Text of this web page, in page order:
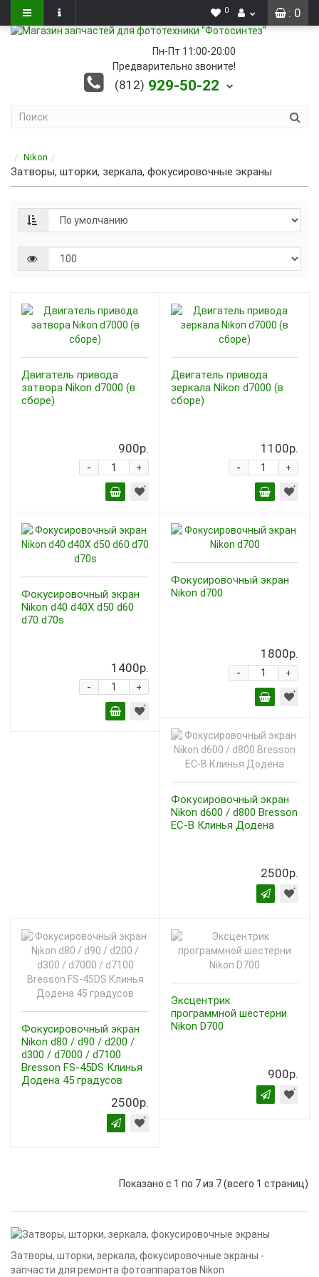
: 0
0
Пн-Пт 11:00-20:00
Предварительно звоните!
(812) 929-50-22
Nikon
Затворы, шторки, зеркала, фокусировочные экраны
Двигатель привода
затвора Nikon d7000 (в
сборе)
900р.
+
-
Двигатель привода
зеркала Nikon d7000 (в
сборе)
1100р.
+
-
Фокусировочный экран
Nikon d40 d40X d50 d60
d70 d70s
1400р.
+
-
Фокусировочный экран
Nikon d700
1800р.
+
-
Фокусировочный экран
Nikon d600 / d800 Bresson
EC-B Клинья Додена
2500р.
Фокусировочный экран
Nikon d80 / d90 / d200 /
d300 / d7000 / d7100
Bresson FS-45DS Клинья
Додена 45 градусов
2500р.
Эксцентрик
программной шестерни
Nikon D700
900р.
Показано с 1 по 7 из 7 (всего 1 страниц)
Затворы, шторки, зеркала, фокусировочные экраны -
запчасти для ремонта фотоаппаратов Nikon